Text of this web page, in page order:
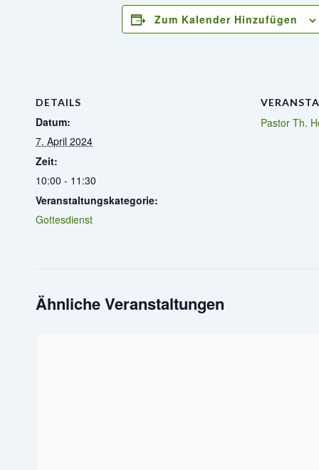
Zum Kalender Hinzufügen
DETAILS
Datum:
7. April 2024
Zeit:
10:00 - 11:30
Veranstaltungskategorie:
Gottesdienst
Pastor Th.
Ähnliche Veranstaltungen